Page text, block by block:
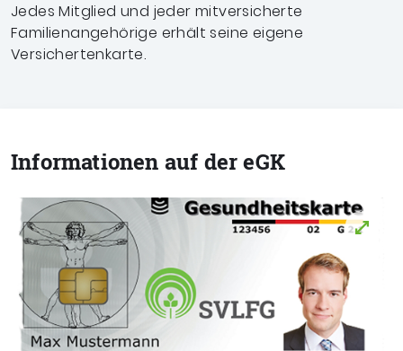
Jedes Mitglied und jeder mitversicherte
Familienangehörige erhält seine eigene
Versichertenkarte.
Informationen auf der eGK